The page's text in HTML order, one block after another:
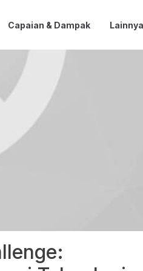
Capaian & Dampak Lainnya